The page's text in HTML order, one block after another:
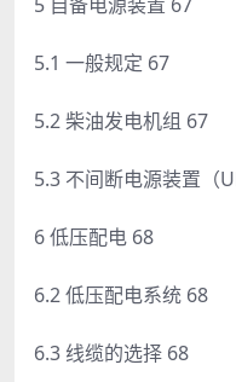
5.1 一般规定 67
5.2 柴油发电机组 67
5.3 不间断电源装置（
6 低压配电 68
6.2 低压配电系统 68
6.3 线缆的选择 68